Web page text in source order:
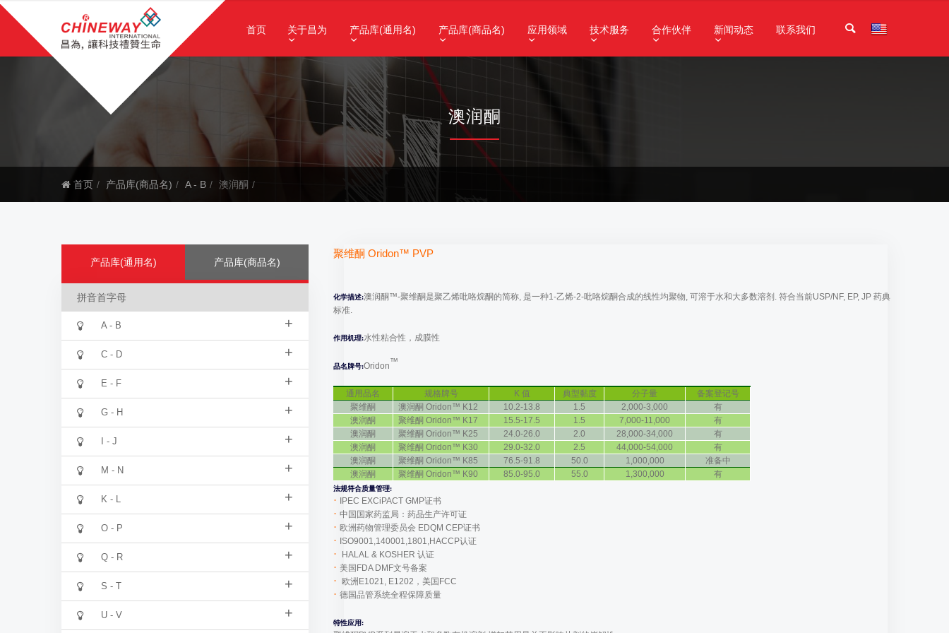
首页 关于昌为 产品库(通用名) 产品库(商品名) 应用领域 技术服务 合作伙伴 新闻动态 联系我们
澳润酮
首页 产品库(商品名) A - B 澳润酮
聚维酮 Oridon™ PVP
化学描述:澳润酮™-聚维酮是聚乙烯吡咯烷酮的简称, 是一种1-乙烯-2-吡咯烷酮合成的线性均聚物, 可溶于水和大多数溶剂. 符合当前USP/NF, EP, JP 药典
标准.
作用机理:水性粘合性，成膜性
品名牌号:Oridon™
通用品名 规格牌号 K 值 典型黏度 分子量
备案登记号
聚维酮
澳润酮 Oridon™ K12 10.2-13.8 1.5 2,000-3,000
有
澳润酮
聚维酮 Oridon™ K17 15.5-17.5 1.5 7,000-11,000
有
澳润酮
聚维酮 Oridon™ K25 24.0-26.0 2.0 28,000-34,000
有
澳润酮
聚维酮 Oridon™ K30 29.0-32.0 2.5 44,000-54,000
有
澳润酮
聚维酮 Oridon™ K85 76.5-91.8 50.0 1,000,000
准备中
澳润酮
聚维酮 Oridon™ K90 85.0-95.0 55.0 1,300,000 有
法规符合质量管理:
· IPEC EXCiPACT GMP证书
· 中国国家药监局：药品生产许可证
· 欧洲药物管理委员会 EDQM CEP证书
· ISO9001,140001,1801,HACCP认证
· HALAL & KOSHER 认证
· 美国FDA DMF文号备案
· 欧洲E1021, E1202，美国FCC
· 德国品管系统全程保障质量
特性应用:
产品库(通用名) 产品库(商品名)
拼音首字母
A - B +
C - D +
E - F +
G - H +
I - J +
M - N +
K - L +
O - P +
Q - R +
S - T +
U - V +